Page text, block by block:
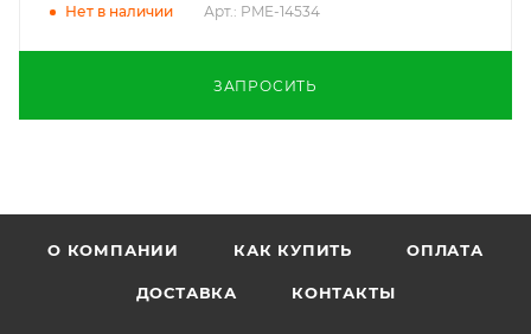
Нет в наличии Арт.: PME-14534
ЗАПРОСИТЬ
О КОМПАНИИ КАК КУПИТЬ ОПЛАТА
ДОСТАВКА КОНТАКТЫ